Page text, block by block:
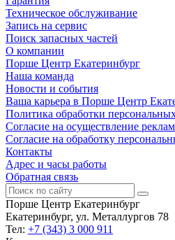
Техническое обслуживание
Запись на сервис
Поиск запасных частей
О компании
Порше Центр Екатеринбург
Наша команда
Новости и события
Ваша карьера в Порше Центр
Политика обработки
Согласие на осуществление
Согласие на обработку
Контакты
Адрес и часы работы
Обратная связь
Порше Центр Екатеринбург
Екатеринбург, ул. Металлургов 78
Тел: +7 (343) 3 000 911